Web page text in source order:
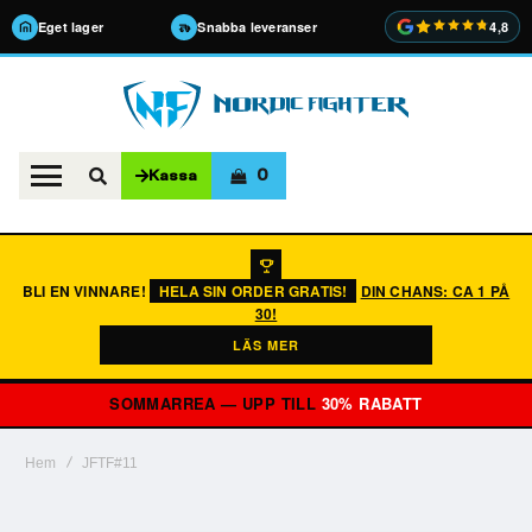
Eget lager Snabba leveranser 4,8
Kassa 0
BLI EN VINNARE! HELA SIN ORDER GRATIS!
DIN CHANS: CA 1 PÅ
30!
LÄS MER
SOMMARREA — UPP TILL 30% RABATT
Hem JFTF#11